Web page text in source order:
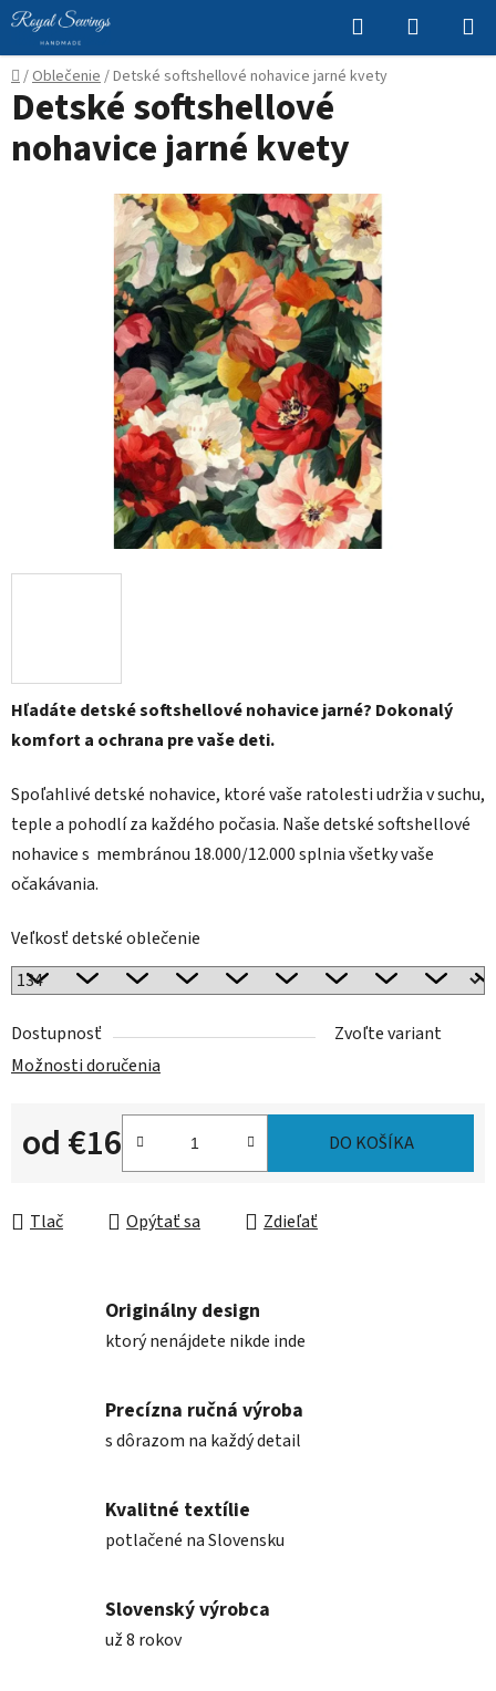
Prejsť
na
obsah
Hľadať
KOŠÍK
Domov
/Oblečenie/Detské softshellové nohavice jarné kvety
Hľadáte detské softshellové nohavice jarné? Dokonalý
komfort a ochrana pre vaše deti.
Spoľahlivé detské nohavice, ktoré vaše ratolesti udržia v suchu,
teple a pohodlí za každého počasia. Naše detské softshellové
nohavice s membránou 18.000/12.000 splnia všetky vaše
očakávania.
Veľkosť detské oblečenie
Dostupnosť
Zvoľte variant
Možnosti doručenia
od€16
Jednotková cena:
DO KOŠÍKA
Tlač Opýtať sa Zdieľať
Detské softshellové
nohavice jarné kvety
Originálny design
ktorý nenájdete nikde inde
Precízna ručná výroba
s dôrazom na každý detail
Kvalitné textílie
potlačené na Slovensku
Slovenský výrobca
už 8 rokov